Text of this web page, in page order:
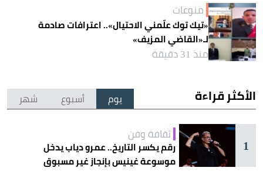
منوعات
«تيك توك علّمني الاحتيال».. اعترافات صادمة
لـ«القاضي المزيف»
منذ 31 دقيقة
الأكثر قراءة يوم أسبوع شهر
1
ثقافة وفن
رقم يكسر التاريخ.. عمرو دياب يدخل
موسوعة غينيس بإنجاز غير مسبوق